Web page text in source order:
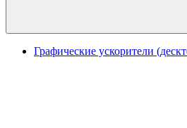
Графические ускорители